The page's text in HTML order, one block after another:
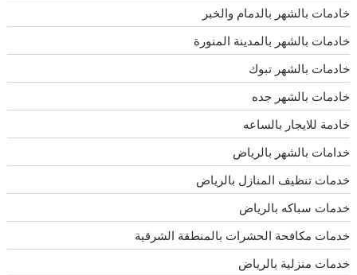
خادمات بالشهر بالدمام والخبر
خادمات بالشهر بالمدينة المنورة
خادمات بالشهر تبوك
خادمات بالشهر جده
خادمة للايجار بالساعه
خدامات بالشهر بالرياض
خدمات تنظيف المنازل بالرياض
خدمات سباكه بالرياض
خدمات مكافحة الحشرات بالمنطقة الشرقية
خدمات منزلية بالرياض